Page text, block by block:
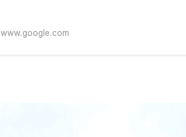
www.google.com